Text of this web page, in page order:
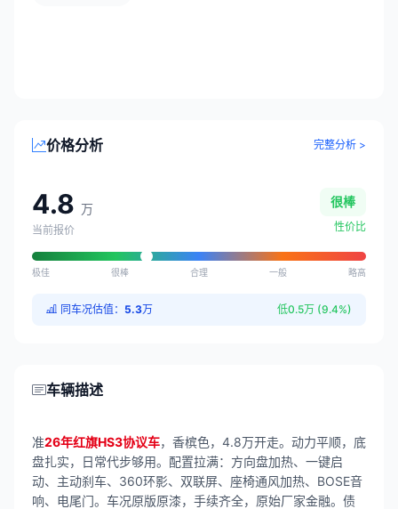
价格分析 完整分析 >
4.8 万
当前报价
很棒
性价比
极佳 很棒 合理 一般 略高
同车况估值： 5.3万 低0.5万 (9.4%)
车辆描述
准26年红旗HS3协议车，香槟色，4.8万开走。动力平顺，底
盘扎实，日常代步够用。配置拉满：方向盘加热、一键启
动、主动刹车、360环影、双联屏、座椅通风加热、BOSE音
响、电尾门。车况原版原漆，手续齐全，原始厂家金融。债